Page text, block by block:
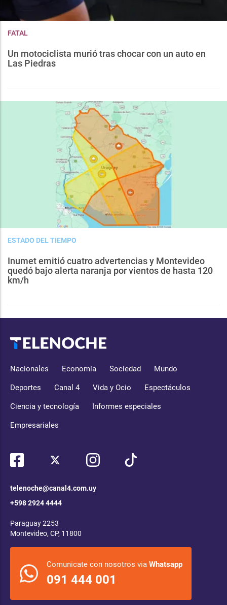
FATAL
Un motociclista murió tras chocar con un auto en
Las Piedras
ESTADO DEL TIEMPO
Inumet emitió cuatro advertencias y Montevideo
quedó bajo alerta naranja por vientos de hasta 120
km/h
Nacionales Economía Sociedad Mundo
Deportes Canal 4 Vida y Ocio Espectáculos
Ciencia y tecnología Informes especiales
Empresariales
telenoche@canal4.com.uy
+598 2924 4444
Paraguay 2253
Montevideo, CP, 11800
Comunicate con nosotros via Whatsapp
091 444 001